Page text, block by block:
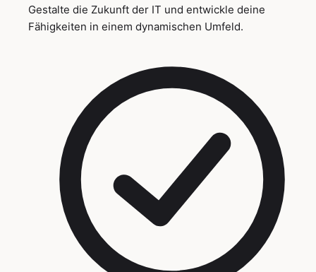
Gestalte die Zukunft der IT und entwickle deine
Fähigkeiten in einem dynamischen Umfeld.